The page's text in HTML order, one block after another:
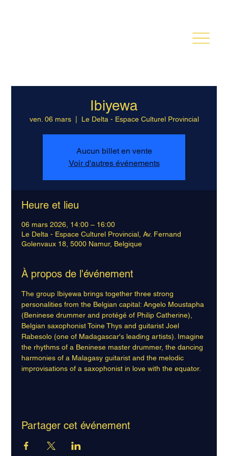
Ibiyewa
ven. 06 mars
  |
Le Delta - Espace Culturel Provincial
Aucun billet en vente
Voir d'autres événements
Heure et lieu
06 mars 2026, 14:00 – 16:00
Le Delta - Espace Culturel Provincial, Av. Fernand
Golenvaux 18, 5000 Namur, Belgique
À propos de l'événement
The group Ibiyewa brings together three strong
personalities from the Belgian capital: Angelo Moustapha
(Beninese drummer and protégé of Philip Catherine),
Belgian saxophonist Toine Thys and guitarist Joel
Rabesolo (one of Madagascar's leading artists). Imagine
the rhythms of a Beninese master drummer, the dancing
harmonies of a Malagasy guitarist and the melodic
improvisations of a saxophonist in love with the equator.
Partager cet événement